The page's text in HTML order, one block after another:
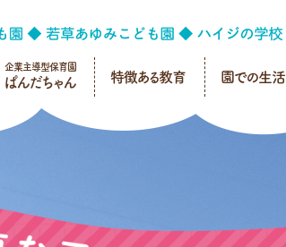
企業主導型保育園
ぱんだちゃん 特徴ある教育 園での生活